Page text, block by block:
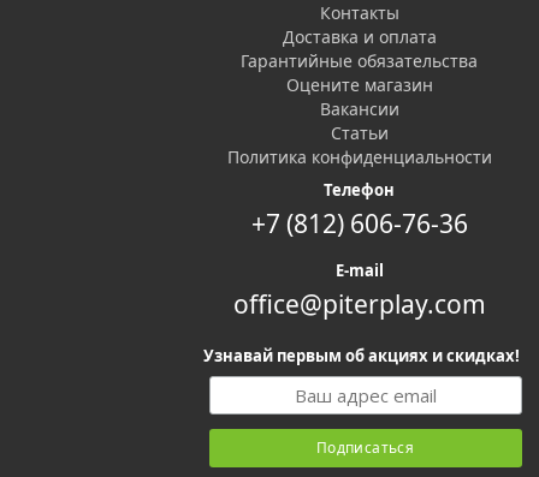
Контакты
Доставка и оплата
Гарантийные обязательства
Оцените магазин
Вакансии
Статьи
Политика конфиденциальности
Телефон
+7 (812) 606-76-36
E-mail
office@piterplay.com
Узнавай первым об акциях и скидках!